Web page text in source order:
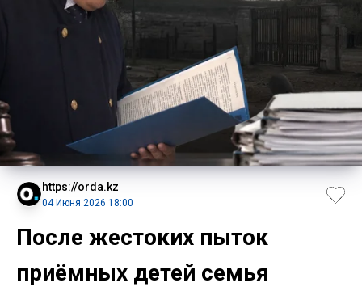
https://orda.kz
04 Июня 2026 18:00
После жестоких пыток
приёмных детей семья